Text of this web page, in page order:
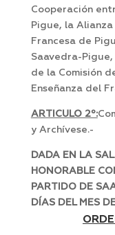
Cooperación
Pigue, la
Francesa de
Saavedra-
de la Comisión
Enseñanza del
ARTICULO 2º:
y Archívese.-
DADA EN LA
HONORABLE
PARTIDO DE
DÍAS DEL MES